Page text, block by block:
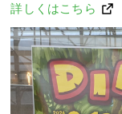
詳しくはこちら